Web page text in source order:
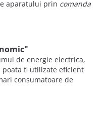
aparatului prin comanda
de energie electrica,
poata fi utilizate eficient
consumatoare de